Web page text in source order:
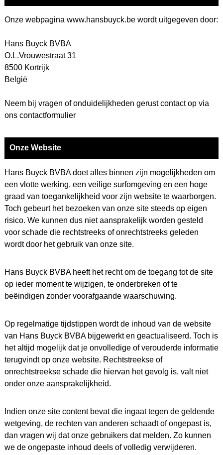
Onze webpagina www.hansbuyck.be wordt uitgegeven door:
Hans Buyck BVBA
O.L.Vrouwestraat 31
8500 Kortrijk
België
Neem bij vragen of onduidelijkheden gerust contact op via
ons contactformulier
Onze Website
Hans Buyck BVBA doet alles binnen zijn mogelijkheden om
een vlotte werking, een veilige surfomgeving en een hoge
graad van toegankelijkheid voor zijn website te waarborgen.
Toch gebeurt het bezoeken van onze site steeds op eigen
risico. We kunnen dus niet aansprakelijk worden gesteld
voor schade die rechtstreeks of onrechtstreeks geleden
wordt door het gebruik van onze site.
Hans Buyck BVBA heeft het recht om de toegang tot de site
op ieder moment te wijzigen, te onderbreken of te
beëindigen zonder voorafgaande waarschuwing.
Op regelmatige tijdstippen wordt de inhoud van de website
van Hans Buyck BVBA bijgewerkt en geactualiseerd. Toch is
het altijd mogelijk dat je onvolledige of verouderde informatie
terugvindt op onze website. Rechtstreekse of
onrechtstreekse schade die hiervan het gevolg is, valt niet
onder onze aansprakelijkheid.
Indien onze site content bevat die ingaat tegen de geldende
wetgeving, de rechten van anderen schaadt of ongepast is,
dan vragen wij dat onze gebruikers dat melden. Zo kunnen
we de ongepaste inhoud deels of volledig verwijderen.